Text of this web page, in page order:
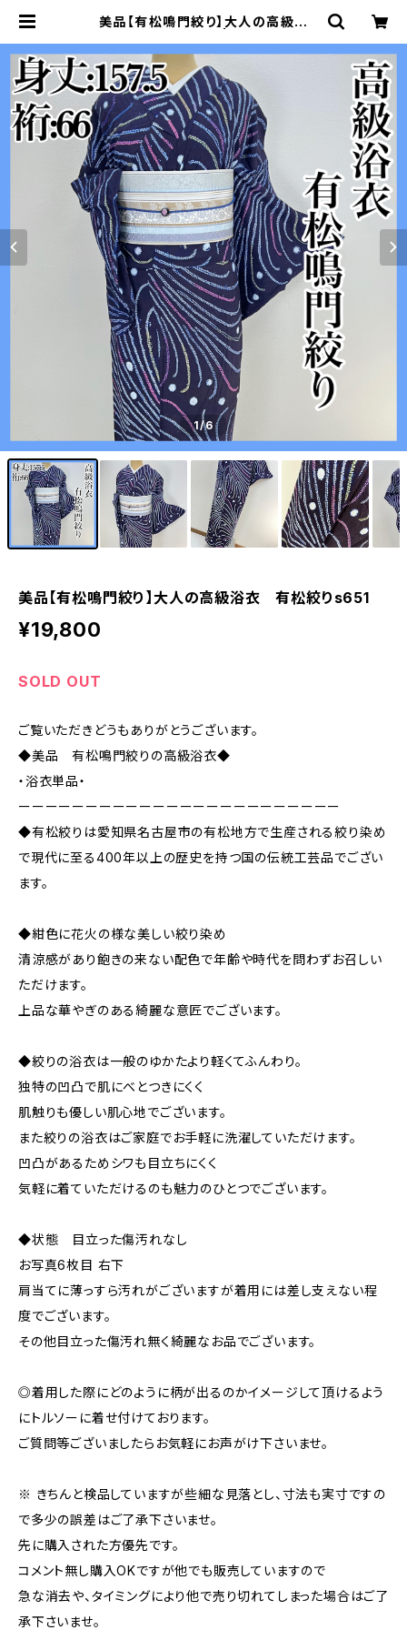
美品【有松鳴門絞り】大人の高級浴
1/6
美品【有松鳴門絞り】大人の高級浴衣 有松絞りs651
¥19,800
SOLD OUT
ご覧いただきどうもありがとうございます。
◆美品 有松鳴門絞りの高級浴衣◆
・浴衣単品・
ーーーーーーーーーーーーーーーーーーーーーーーー
◆有松絞りは愛知県名古屋市の有松地方で生産される絞り染め
で現代に至る400年以上の歴史を持つ国の伝統工芸品でござい
ます。
◆紺色に花火の様な美しい絞り染め
清涼感があり飽きの来ない配色で年齢や時代を問わずお召しい
ただけます。
上品な華やぎのある綺麗な意匠でございます。
◆絞りの浴衣は一般のゆかたより軽くてふんわり。
独特の凹凸で肌にべとつきにくく
肌触りも優しい肌心地でございます。
また絞りの浴衣はご家庭でお手軽に洗濯していただけます。
凹凸があるためシワも目立ちにくく
気軽に着ていただけるのも魅力のひとつでございます。
◆状態 目立った傷汚れなし
お写真6枚目 右下
肩当てに薄っすら汚れがございますが着用には差し支えない程
度でございます。
その他目立った傷汚れ無く綺麗なお品でございます。
◎着用した際にどのように柄が出るのかイメージして頂けるよう
にトルソーに着せ付けております。
ご質問等ございましたらお気軽にお声がけ下さいませ。
※ きちんと検品していますが些細な見落とし、寸法も実寸ですの
で多少の誤差はご了承下さいませ。
先に購入された方優先です。
コメント無し購入OKですが他でも販売していますので
急な消去や、タイミングにより他で売り切れてしまった場合はご了
承下さいませ。